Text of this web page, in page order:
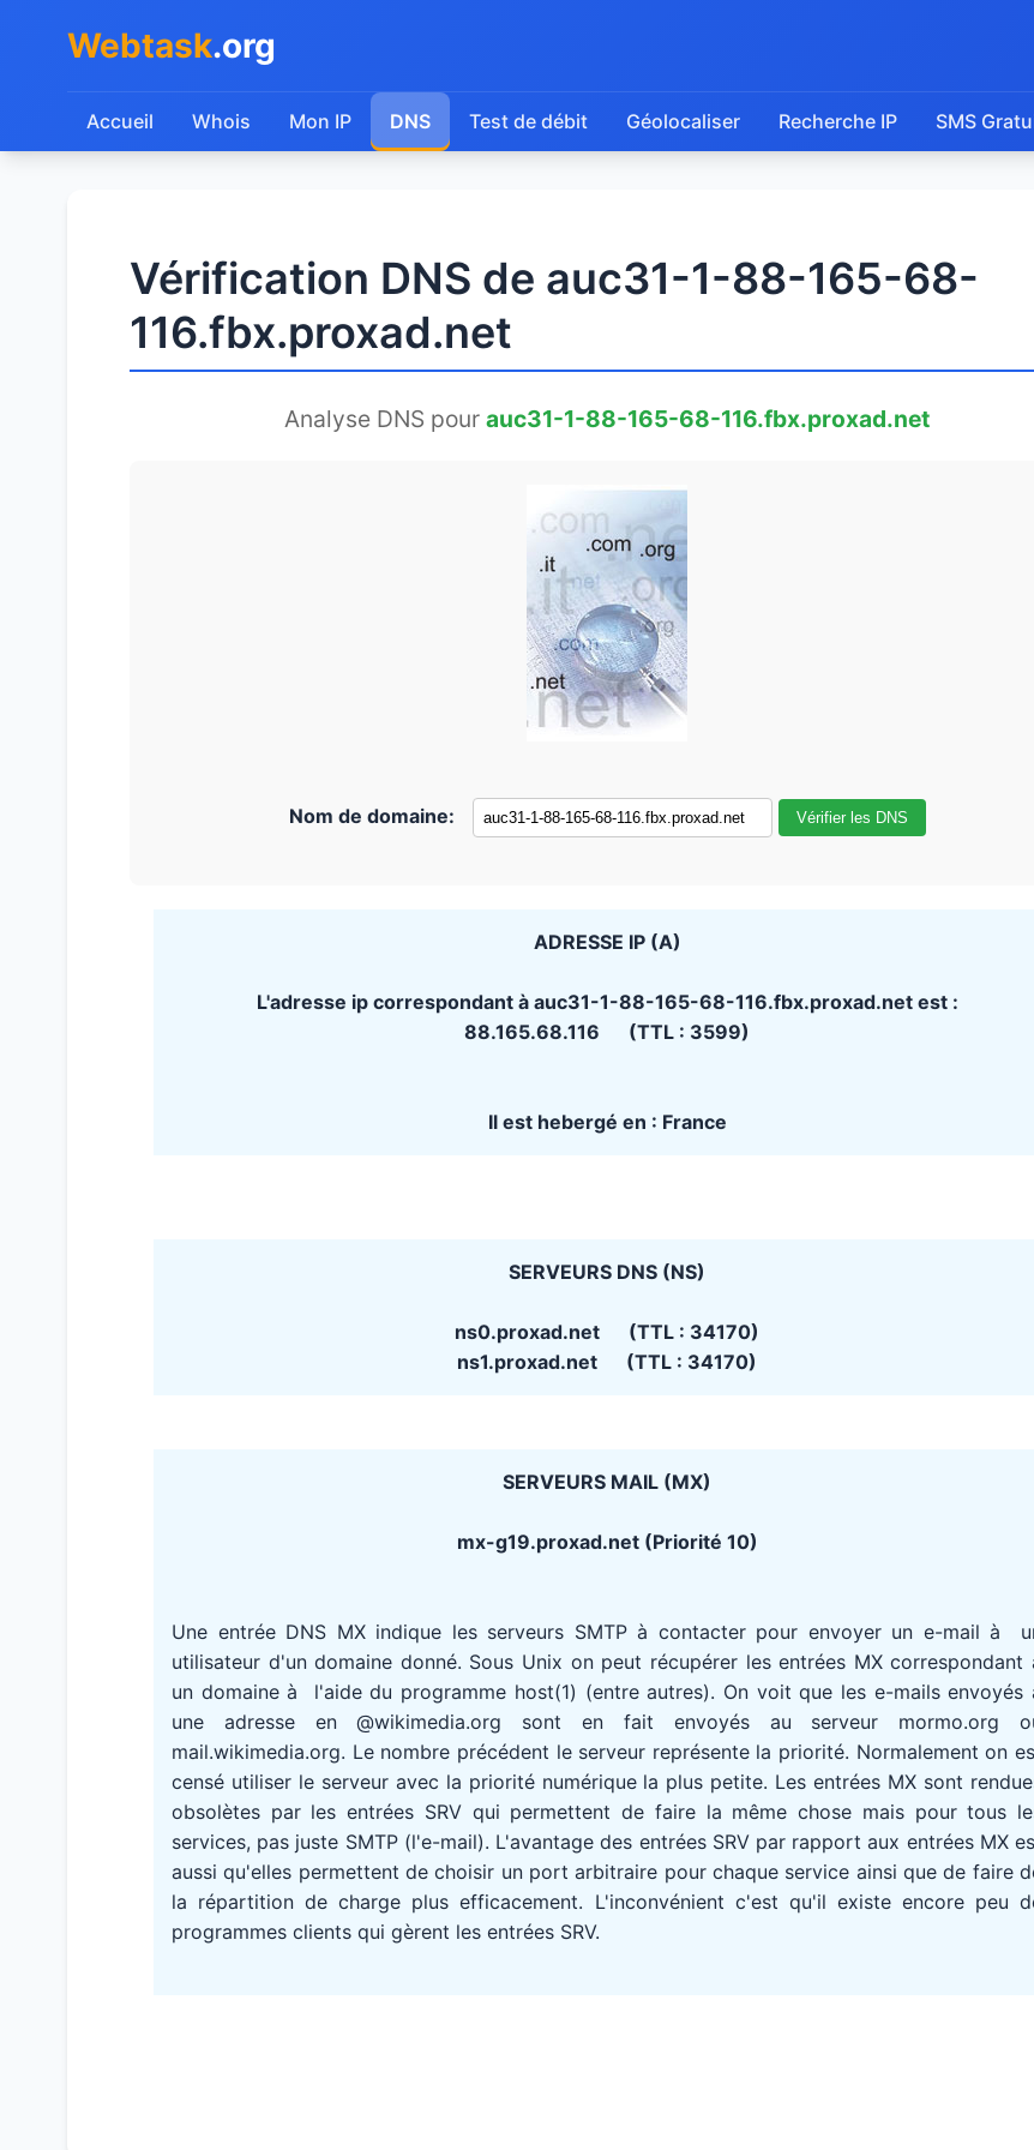
Webtask.org
Accueil Whois Mon IP DNS Test de débit Géolocaliser Recherche IP SMS
Vérification DNS de auc31-1-88-165-68-
116.fbx.proxad.net
Analyse DNS pour auc31-1-88-165-68-116.fbx.proxad.net
Nom de domaine: Vérifier les DNS
ADRESSE IP (A)
L'adresse ip correspondant à auc31-1-88-165-68-116.fbx.proxad.net est :
88.165.68.116 (TTL : 3599)
Il est hebergé en : France
SERVEURS DNS (NS)
ns0.proxad.net (TTL : 34170)
ns1.proxad.net (TTL : 34170)
SERVEURS MAIL (MX)
mx-g19.proxad.net (Priorité 10)
Une entrée DNS MX indique les serveurs SMTP à contacter pour envoyer un e-mail à
utilisateur d'un domaine donné. Sous Unix on peut récupérer les entrées MX correspondant
un domaine à l'aide du programme host(1) (entre autres). On voit que les e-mails envoyés
une adresse en @wikimedia.org sont en fait envoyés au serveur mormo.org
mail.wikimedia.org. Le nombre précédent le serveur représente la priorité. Normalement on
censé utiliser le serveur avec la priorité numérique la plus petite. Les entrées MX sont
obsolètes par les entrées SRV qui permettent de faire la même chose mais pour tous
services, pas juste SMTP (l'e-mail). L'avantage des entrées SRV par rapport aux entrées MX
aussi qu'elles permettent de choisir un port arbitraire pour chaque service ainsi que de faire
la répartition de charge plus efficacement. L'inconvénient c'est qu'il existe encore peu
programmes clients qui gèrent les entrées SRV.